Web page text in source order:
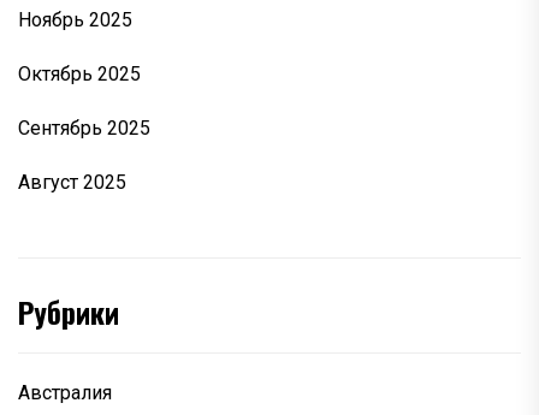
Ноябрь 2025
Октябрь 2025
Сентябрь 2025
Август 2025
Рубрики
Австралия